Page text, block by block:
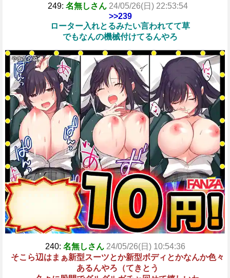
249: 名無しさん 24/05/26(日) 22:53:54
>>239
ローター入れとるみたい言われてて草
でもなんの機械付けてるんやろ
240: 名無しさん 24/05/26(日) 10:54:36
そこら辺はまぁ新型スーツとか新型ボディとかなんか色々
あるんやろ（てきとう